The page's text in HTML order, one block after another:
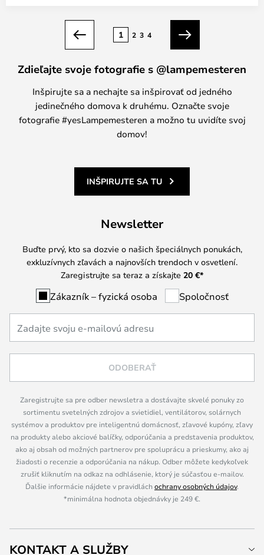
Predchádzajúci
1 2 3 4
Ďalší
Zdieľajte svoje fotografie s @lampemesteren
Inšpirujte sa a nechajte sa inšpirovať od jedného
jedinečného domova k druhému. Označte svoje
fotografie #yesLampemesteren a možno tu uvidíte svoj
domov!
INŠPIRUJTE SA TU
Newsletter
Buďte prvý, kto sa dozvie o našich špeciálnych ponukách,
exkluzívnych zľavách a najnovších trendoch v osvetlení.
Zaregistrujte sa teraz a získajte 20 €*
Zákazník – fyzická osoba Spoločnosť
ODOBERAŤ
Zaregistrujte sa pre odber newsletra a dostávajte skvelé ponuky zo
sortimentu svetelných zdrojov a svietidiel, ventilátorov, solárnych
systémov a produktov pre inteligentnú domácnosť, zľavové kupóny, zľavy
na produkty alebo akciové balíčky, odporúčania a predstavenia produktov,
ako aj obsah od možných partnerov pre spoluprácu a prieskumy, ako aj
žiadosti o recenzie a odporúčania na nákup. Odber môžete kedykoľvek
zrušiť kliknutím na odkaz na odhlásenie, ktorý je súčasťou e-mailov.
Ďalšie informácie nájdete v pravidláchochrany osobných údajov.
*minimálna hodnota objednávky je 249 €.
KONTAKT A SLUŽBY